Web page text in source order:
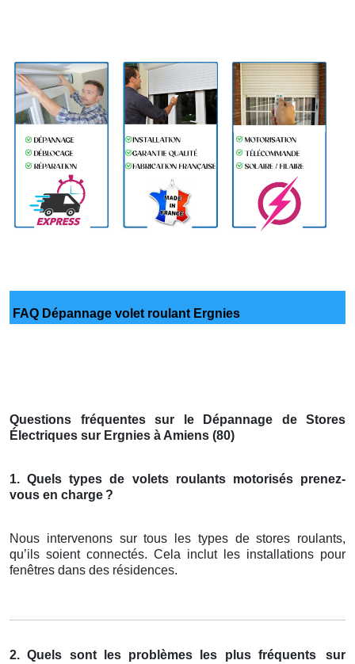
FAQ Dépannage volet roulant Ergnies
Questions fréquentes sur le Dépannage de Stores
Électriques sur Ergnies à Amiens (80)
1. Quels types de volets roulants motorisés prenez-
vous en charge ?
Nous intervenons sur tous les types de stores roulants,
qu’ils soient connectés. Cela inclut les installations pour
fenêtres dans des résidences.
2. Quels sont les problèmes les plus fréquents
sur